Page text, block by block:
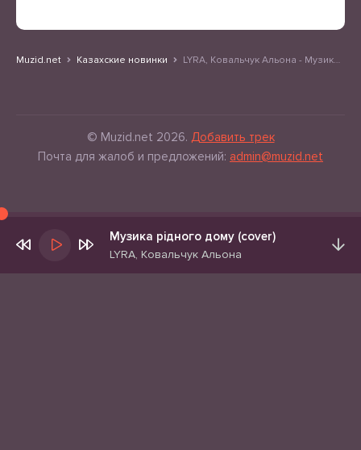
Muzid.net Казахские новинки LYRA, Ковальчук Альона - Музика рідного дому (cover)
© Muzid.net 2026. Добавить трек
Почта для жалоб и предложений: admin@muzid.net
Музика рідного дому (cover)
LYRA, Ковальчук Альона